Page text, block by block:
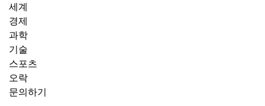
세계
경제
과학
기술
스포츠
오락
문의하기